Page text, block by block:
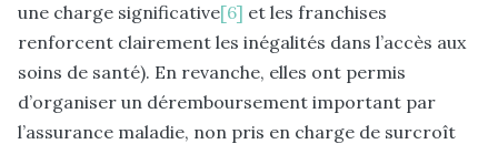
une charge significative[6] et les franchises
renforcent clairement les inégalités dans l’accès aux
soins de santé). En revanche, elles ont permis
d’organiser un déremboursement important par
l’assurance maladie, non pris en charge de surcroît